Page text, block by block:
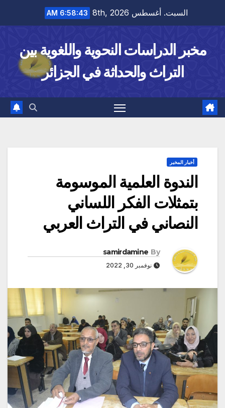
السبت. أغسطس 8th, 2026 6:58:44 AM
مخبر الدراسات النحوية واللغوية بين
التراث والحداثة في الجزائر
أخبار المخبر
الندوة العلمية الموسومة
بتمثلات الفكر اللساني
النصاني في التراث العربي
By
samirdamine
نوفمبر 30, 2022